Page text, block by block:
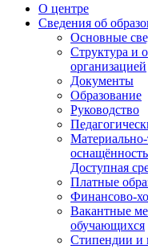
О центре
Сведения об
Основные
Структура и
организацией
Документы
Образование
Руководство
Материально-
Доступная
Платные
Финансово-
Вакантные
обучающихся
Стипендии и